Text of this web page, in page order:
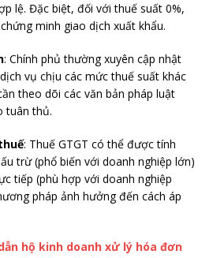
lệ. Đặc biệt, đối với thuế suất 0%,
minh giao dịch xuất khẩu.
: Chính phủ thường xuyên cập nhật
vụ chịu các mức thuế suất khác
theo dõi các văn bản pháp luật
tuân thủ.
: Thuế GTGT có thể được tính
trừ (phổ biến với doanh nghiệp lớn)
tiếp (phù hợp với doanh nghiệp
pháp ảnh hưởng đến cách áp
hộ kinh doanh xử lý hóa đơn